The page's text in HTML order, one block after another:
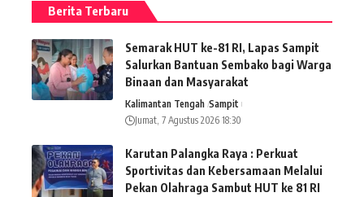
Berita Terbaru
Semarak HUT ke-81 RI, Lapas Sampit
Salurkan Bantuan Sembako bagi Warga
Binaan dan Masyarakat
Kalimantan Tengah Sampit
Jumat, 7 Agustus 2026 18:30
Karutan Palangka Raya : Perkuat
Sportivitas dan Kebersamaan Melalui
Pekan Olahraga Sambut HUT ke 81 RI